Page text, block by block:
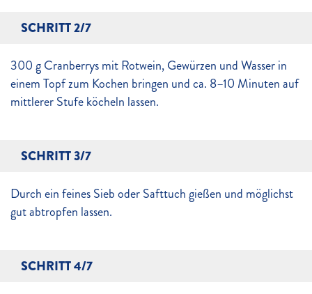
SCHRITT 2/7
300 g Cranberrys mit Rotwein, Gewürzen und Wasser in
einem Topf zum Kochen bringen und ca. 8–10 Minuten auf
mittlerer Stufe köcheln lassen.
SCHRITT 3/7
Durch ein feines Sieb oder Safttuch gießen und möglichst
gut abtropfen lassen.
SCHRITT 4/7